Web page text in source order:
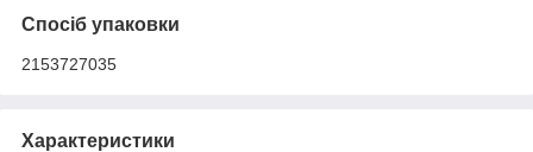
Спосіб упаковки
2153727035
Характеристики